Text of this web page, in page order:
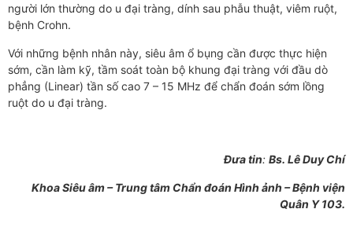
người lớn thường do u đại tràng, dính sau phẫu thuật, viêm ruột,
bệnh Crohn.
Với những bệnh nhân này, siêu âm ổ bụng cần được thực hiện
sớm, cần làm kỹ, tầm soát toàn bộ khung đại tràng với đầu dò
phẳng (Linear) tần số cao 7 – 15 MHz để chẩn đoán sớm lồng
ruột do u đại tràng.
Đưa tin: Bs. Lê Duy Chí
Khoa Siêu âm – Trung tâm Chẩn đoán Hình ảnh – Bệnh viện
Quân Y 103.